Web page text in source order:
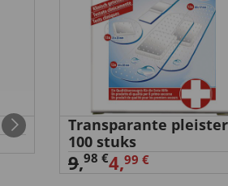
Transparante
100 stuks
9,98 €4,99 €